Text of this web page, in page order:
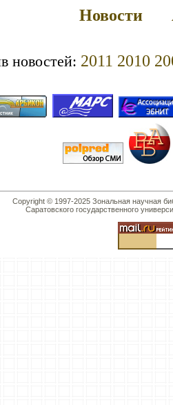
Новости
новостей: 2011 2010
Copyright © 1997-2025 Зональная научная
Саратовского государственного